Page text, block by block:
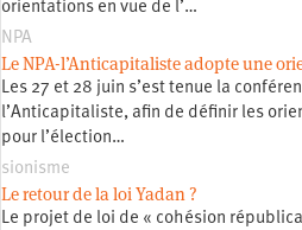
orientations en vue de l’…
NPA
Le NPA-l’Anticapitaliste adopte une
Les 27 et 28 juin s’est tenue la
l’Anticapitaliste, afin de définir les
pour l’élection…
sionisme
Le retour de la loi Yadan ?
Le projet de loi de « cohésion